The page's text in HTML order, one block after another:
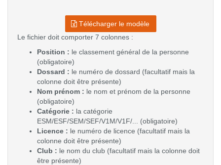
Télécharger le modèle
Le fichier doit comporter 7 colonnes :
Position : le classement général de la personne
(obligatoire)
Dossard : le numéro de dossard (facultatif mais la
colonne doit être présente)
Nom prénom : le nom et prénom de la personne
(obligatoire)
Catégorie : la catégorie
ESM/ESF/SEM/SEF/V1M/V1F/... (obligatoire)
Licence : le numéro de licence (facultatif mais la
colonne doit être présente)
Club : le nom du club (facultatif mais la colonne doit
être présente)